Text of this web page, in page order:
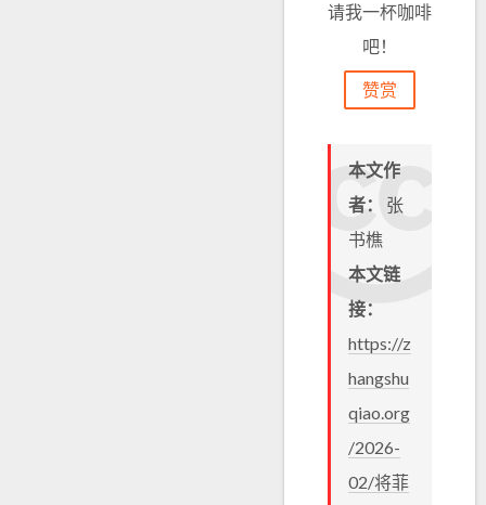
请我一杯咖啡
吧！
赞赏
本文作
者： 张
书樵
本文链
接：
https://z
hangshu
qiao.org
/2026-
02/将菲